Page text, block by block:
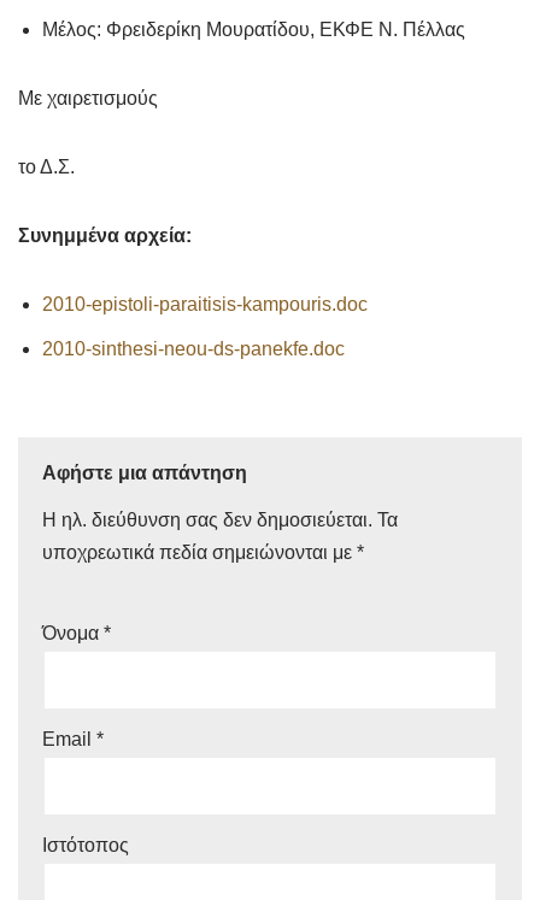
Μέλος: Φρειδερίκη Μουρατίδου, ΕΚΦΕ Ν. Πέλλας
Με χαιρετισμούς
το Δ.Σ.
Συνημμένα αρχεία:
2010-epistoli-paraitisis-kampouris.doc
2010-sinthesi-neou-ds-panekfe.doc
Αφήστε μια απάντηση
Η ηλ. διεύθυνση σας δεν δημοσιεύεται. Τα
υποχρεωτικά πεδία σημειώνονται με *
Όνομα *
Email *
Ιστότοπος